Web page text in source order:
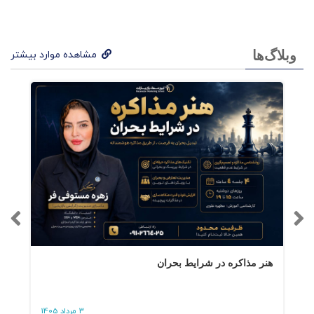
می‌کنند. وقتی برند با یکی از این شبکه‌ها هم‌کُد
شود، تصمیم‌گیری خرید دیگر نیاز به منطق ندارد —
بلکه به سطح عاطفی و ناخودآگاه منتقل می‌شود.
کتاب توضیح می‌دهد که کهن‌الگوها «میان‌برهای
عاطفی شناختی» هستند که افراد را از تحلیل به باور
می‌رسانند. از این رو، استفاده از آنها در طراحی برند،
نه تزئین شاعرانه بلکه
استراتژی حافظه‌ی
مصرف‌کنندهاست.
وبلاگ‌ها مشاهده موارد بیشتر
هنر مذاکره در شرایط بحران
3 مرداد 1405